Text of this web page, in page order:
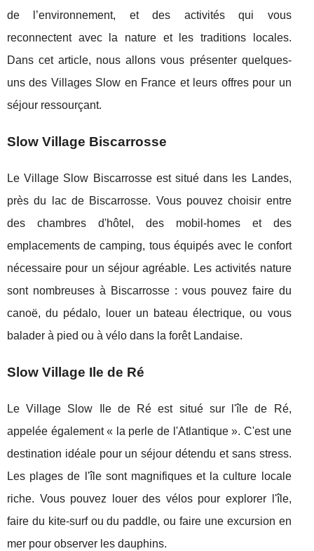
de l’environnement, et des activités qui vous
reconnectent avec la nature et les traditions locales.
Dans cet article, nous allons vous présenter quelques-
uns des Villages Slow en France et leurs offres pour un
séjour ressourçant.
Slow Village Biscarrosse
Le Village Slow Biscarrosse est situé dans les Landes,
près du lac de Biscarrosse. Vous pouvez choisir entre
des chambres d'hôtel, des mobil-homes et des
emplacements de camping, tous équipés avec le confort
nécessaire pour un séjour agréable. Les activités nature
sont nombreuses à Biscarrosse : vous pouvez faire du
canoë, du pédalo, louer un bateau électrique, ou vous
balader à pied ou à vélo dans la forêt Landaise.
Slow Village Ile de Ré
Le Village Slow Ile de Ré est situé sur l'île de Ré,
appelée également « la perle de l'Atlantique ». C'est une
destination idéale pour un séjour détendu et sans stress.
Les plages de l'île sont magnifiques et la culture locale
riche. Vous pouvez louer des vélos pour explorer l'île,
faire du kite-surf ou du paddle, ou faire une excursion en
mer pour observer les dauphins.